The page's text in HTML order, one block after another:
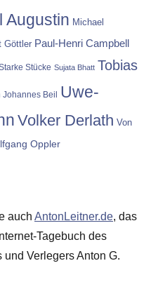
Augustin Michael
Göttler Paul-Henri Campbell
Stücke Sujata Bhatt Tobias
Johannes Beil Uwe-
Volker Derlath Von
Oppler
auch AntonLeitner.de, das
Tagebuch des
und Verlegers Anton G.